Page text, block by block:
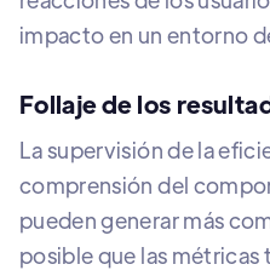
impacto en un entorno
Follaje de los
La supervisión de la
comprensión del
pueden generar más
posible que las